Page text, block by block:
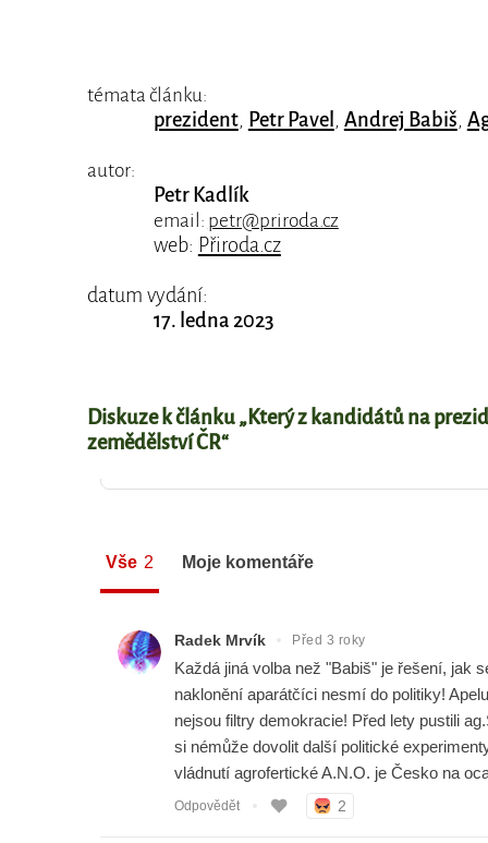
témata článku:
prezident, Petr Pavel, Andrej Babiš,
autor:
Petr Kadlík
email: petr@priroda.cz
web: Přiroda.cz
datum vydání:
17. ledna 2023
Diskuze k článku „Který z kandidátů na
zemědělství ČR“